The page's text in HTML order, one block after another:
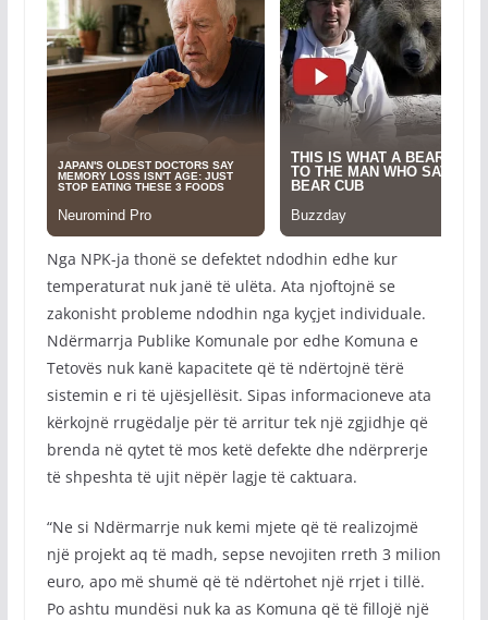
Nga NPK-ja thonë se defektet ndodhin edhe kur
temperaturat nuk janë të ulëta. Ata njoftojnë se
zakonisht probleme ndodhin nga kyçjet individuale.
Ndërmarrja Publike Komunale por edhe Komuna e
Tetovës nuk kanë kapacitete që të ndërtojnë tërë
sistemin e ri të ujësjellësit. Sipas informacioneve ata
kërkojnë rrugëdalje për të arritur tek një zgjidhje që
brenda në qytet të mos ketë defekte dhe ndërprerje
të shpeshta të ujit nëpër lagje të caktuara.
“Ne si Ndërmarrje nuk kemi mjete që të realizojmë
një projekt aq të madh, sepse nevojiten rreth 3 milion
euro, apo më shumë që të ndërtohet një rrjet i tillë.
Po ashtu mundësi nuk ka as Komuna që të fillojë një